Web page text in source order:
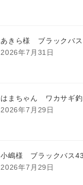
あきら様 ブラックバ
2026年7月31日
はまちゃん ワカサギ
2026年7月29日
小嶋様 ブラックバス
2026年7月29日